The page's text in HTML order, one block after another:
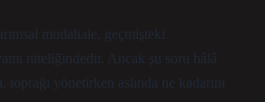
müdahale, geçmişteki
niteliğindedir. Ancak şu soru hâlâ
yönetirken aslında ne kadarını